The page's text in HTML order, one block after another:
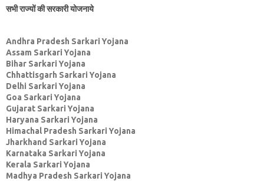
सभी राज्यों की सरकारी योजनाये
Andhra Pradesh Sarkari Yojana
Assam Sarkari Yojana
Bihar Sarkari Yojana
Chhattisgarh Sarkari Yojana
Delhi Sarkari Yojana
Goa Sarkari Yojana
Gujarat Sarkari Yojana
Haryana Sarkari Yojana
Himachal Pradesh Sarkari Yojana
Jharkhand Sarkari Yojana
Karnataka Sarkari Yojana
Kerala Sarkari Yojana
Madhya Pradesh Sarkari Yojana